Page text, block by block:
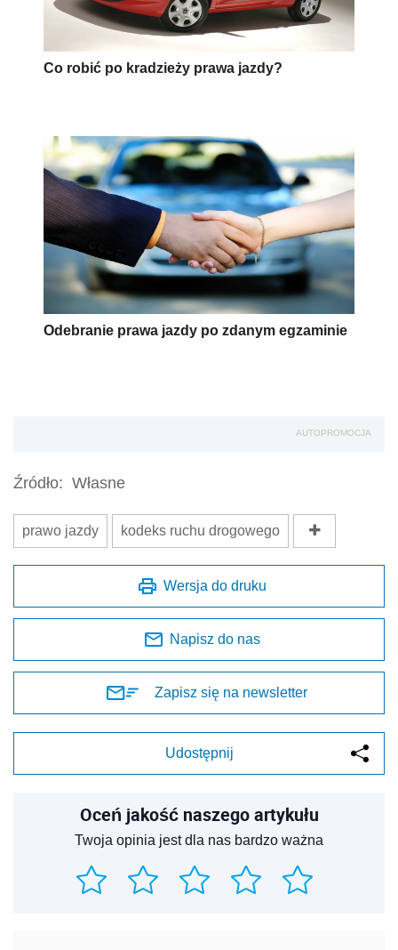
Co robić po kradzieży prawa jazdy?
Odebranie prawa jazdy po zdanym egzaminie
AUTOPROMOCJA
Źródło: Własne
prawo jazdy kodeks ruchu drogowego
Wersja do druku
Napisz do nas
Zapisz się na newsletter
Udostępnij
Oceń jakość naszego artykułu
Twoja opinia jest dla nas bardzo ważna